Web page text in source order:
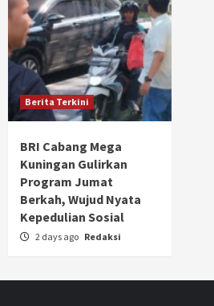
Berita Terkini
BRI Cabang Mega
Kuningan Gulirkan
Program Jumat
Berkah, Wujud Nyata
Kepedulian Sosial
2 days ago Redaksi